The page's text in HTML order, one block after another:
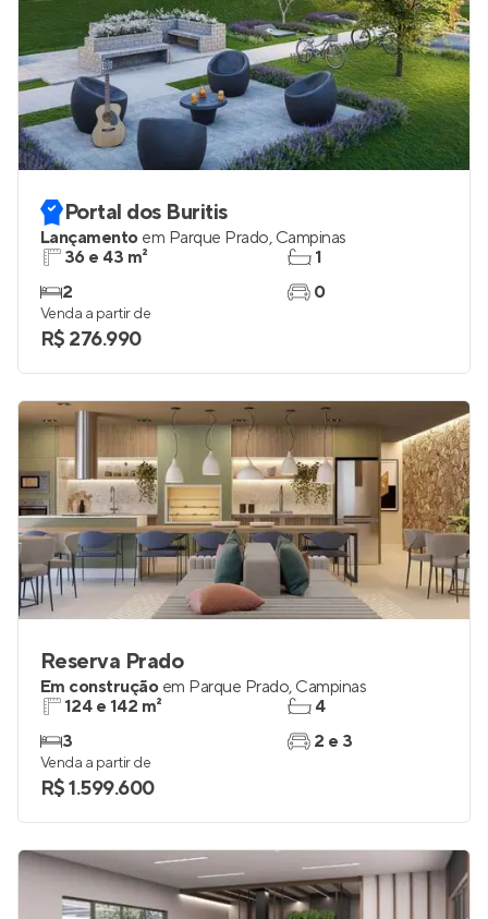
Portal dos Buritis
Lançamento em Parque Prado, Campinas
36 e 43 m²
2
1
0
Venda a partir de
R$ 276.990
Reserva Prado
Em construção em Parque Prado, Campinas
124 e 142 m²
3
4
2 e 3
Venda a partir de
R$ 1.599.600